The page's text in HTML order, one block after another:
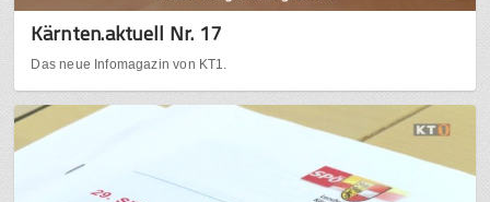
Kärnten.aktuell Nr. 17
Das neue Infomagazin von KT1.